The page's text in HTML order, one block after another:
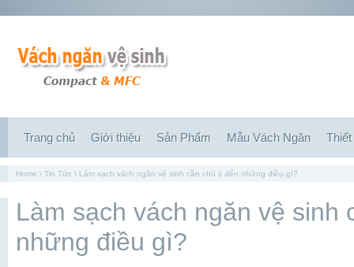
Trang chủ Giới thiệu Sản Phẩm Mẫu Vách Ngăn
Home \ Tin Tức \ Làm sạch vách ngăn vệ sinh cần chú ý đến những điều gì?
Làm sạch vách ngăn vệ sinh
những điều gì?